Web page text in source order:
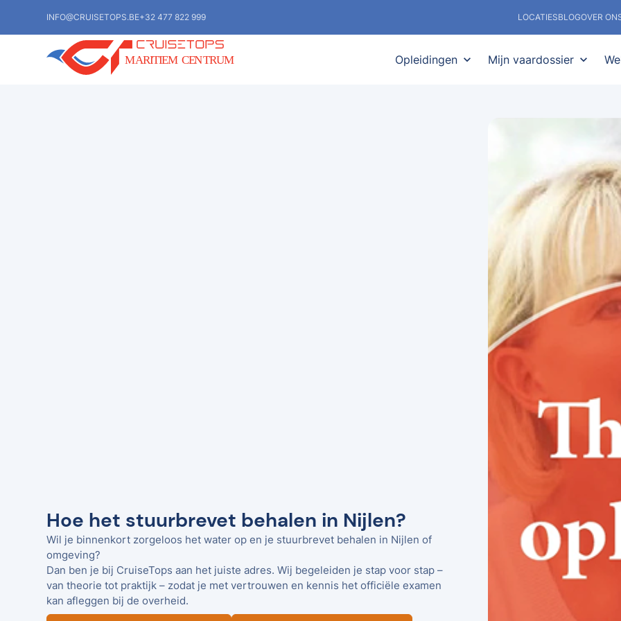
INFO@CRUISETOPS.BE+32 477 822 999 LOCATIESBLOGOVER
Opleidingen expand_more Mijn vaardossier expand_more
Hoe het stuurbrevet behalen in Nijlen?
Wil je binnenkort zorgeloos het water op en je stuurbrevet behalen in Nijlen of
omgeving?
Dan ben je bij CruiseTops aan het juiste adres. Wij begeleiden je stap voor stap –
van theorie tot praktijk – zodat je met vertrouwen en kennis het officiële examen
kan afleggen bij de overheid.